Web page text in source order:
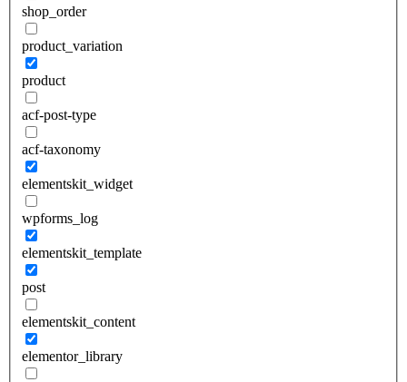
shop_order
product_variation
product
acf-post-type
acf-taxonomy
elementskit_widget
wpforms_log
elementskit_template
post
elementskit_content
elementor_library